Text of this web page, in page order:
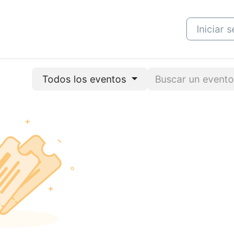
CursosIniciar
Todos los eventos